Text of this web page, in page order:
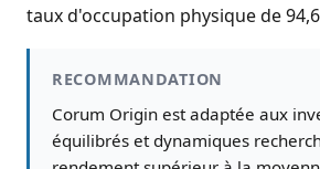
taux d'occupation physique de
RECOMMANDATION
Corum Origin est adaptée aux
équilibrés et dynamiques